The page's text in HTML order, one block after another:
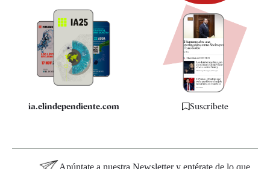
Quiénes somos
Especificaciones
ia.elindependiente.com Suscríbete
Apúntate a nuestra Newsletter y entérate de lo que